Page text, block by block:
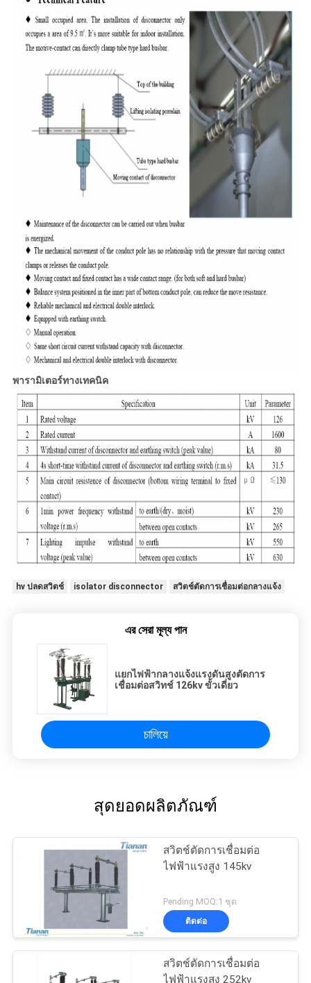
พารามิเตอร์ทางเทคนิค
hv ปลดสวิตช์ isolator disconnector สวิตช์ตัดการเชื่อมต่อกลางแจ้ง
এর সেরা মূল্য পান
แยกไฟฟ้ากลางแจ้งแรงดันสูงตัดการ
เชื่อมต่อสวิทช์ 126kv ขั้วเดี่ยว
চালিয়ে
สุดยอดผลิตภัณฑ์
สวิตช์ตัดการเชื่อมต่อ
ไฟฟ้าแรงสูง 145kv
Pending MOQ:1 ชุด
ติดต่อ
สวิตช์ตัดการเชื่อมต่อ
ไฟฟ้าแรงสูง 252kv